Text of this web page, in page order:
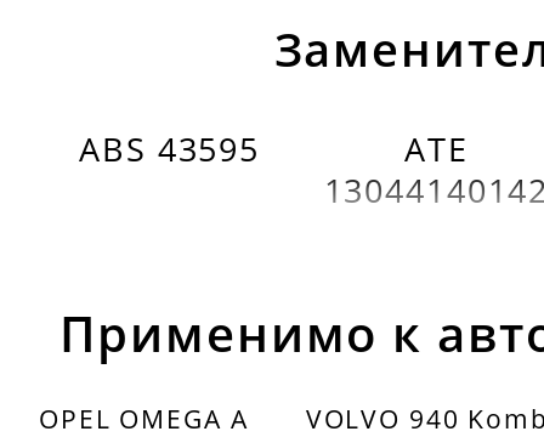
ABS 43595
ATE
Применимо к
OPEL OMEGA A
VOLVO 940